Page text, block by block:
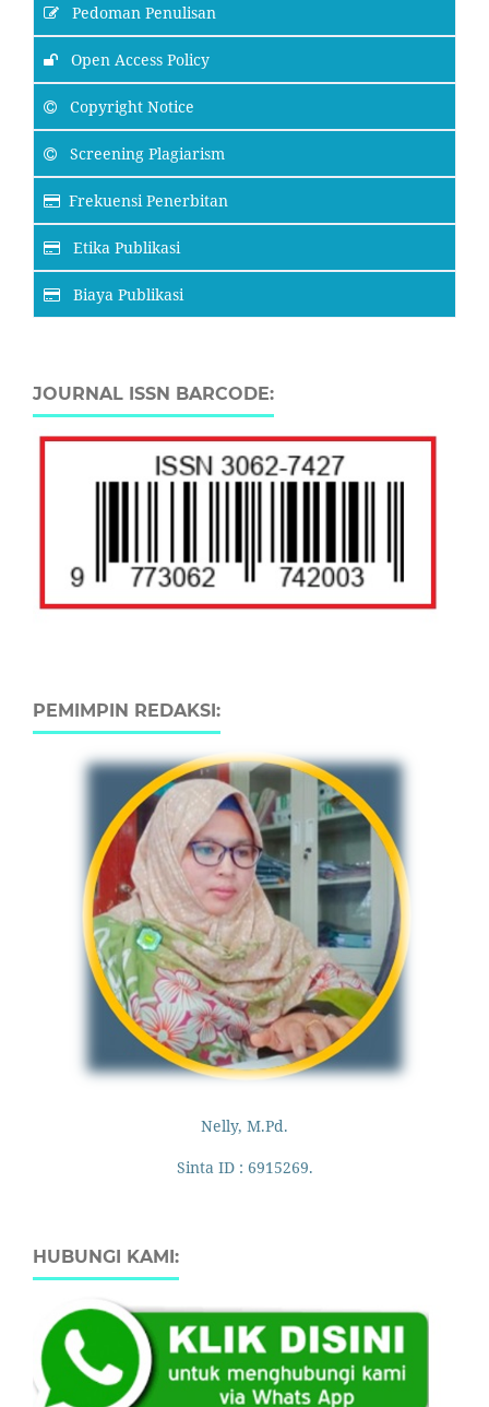
Pedoman Penulisan
Open Access Policy
Copyright Notice
Screening Plagiarism
Frekuensi Penerbitan
Etika Publikasi
Biaya Publikasi
JOURNAL ISSN BARCODE:
PEMIMPIN REDAKSI:
Nelly, M.Pd.
Sinta ID : 6915269.
HUBUNGI KAMI: